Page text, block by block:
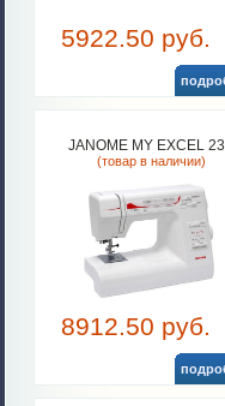
5922.50 руб.
JANOME MY EXCEL
(товар в наличии)
8912.50 руб.